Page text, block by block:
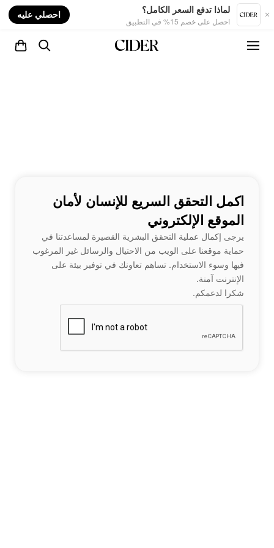
لماذا تدفع السعر الكامل؟
احصل على خصم 15% في التطبيق
احصلي عليه
اكمل التحقق السريع للإنسان لأمان
الموقع الإلكتروني
يرجى إكمال عملية التحقق البشرية القصيرة لمساعدتنا في
حماية موقعنا على الويب من الاحتيال والرسائل غير المرغوب
فيها وسوء الاستخدام. تساهم تعاونك في توفير بيئة على
الإنترنت آمنة.
شكرا لدعمكم.